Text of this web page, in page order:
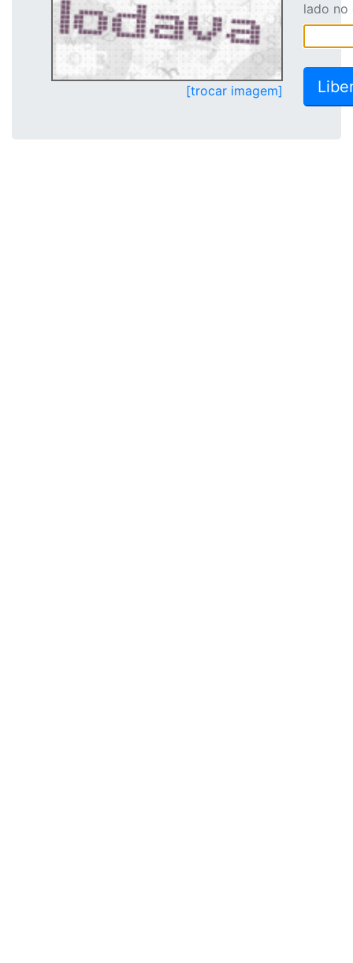
[trocar imagem]
lado no